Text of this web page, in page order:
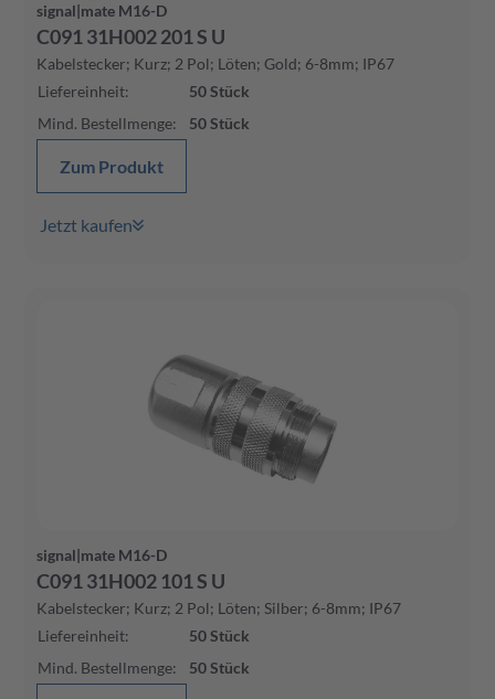
signal|mate M16-D
C091 31H002 201 S U
Kabelstecker; Kurz; 2 Pol; Löten; Gold; 6-8mm; IP67
Liefereinheit: 50Stück
Mind. Bestellmenge: 50Stück
Zum Produkt
Jetzt kaufen
signal|mate M16-D
C091 31H002 101 S U
Kabelstecker; Kurz; 2 Pol; Löten; Silber; 6-8mm; IP67
Liefereinheit: 50Stück
Mind. Bestellmenge: 50Stück